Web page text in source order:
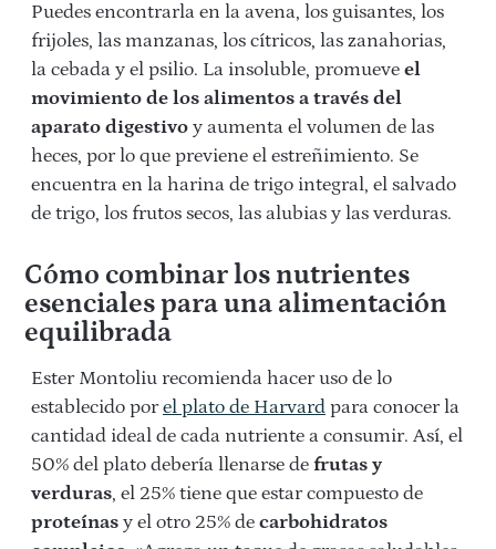
Puedes encontrarla en la avena, los guisantes, los
frijoles, las manzanas, los cítricos, las zanahorias,
la cebada y el psilio. La insoluble, promueve el
movimiento de los alimentos a través del
aparato digestivo y aumenta el volumen de las
heces, por lo que previene el estreñimiento. Se
encuentra en la harina de trigo integral, el salvado
de trigo, los frutos secos, las alubias y las verduras.
Cómo combinar los nutrientes
esenciales para una alimentación
equilibrada
Ester Montoliu recomienda hacer uso de lo
establecido porel plato de Harvard para conocer la
cantidad ideal de cada nutriente a consumir. Así, el
50% del plato debería llenarse de frutas y
verduras, el 25% tiene que estar compuesto de
proteínas y el otro 25% de carbohidratos